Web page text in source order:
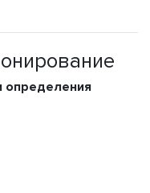
определения